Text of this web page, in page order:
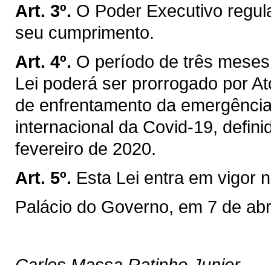
Art. 3º. O Poder Executivo
seu cumprimento.
Art. 4º. O período de três
Lei poderá ser prorrogado por
de enfrentamento da
internacional da Covid-19,
fevereiro de 2020.
Art. 5º. Esta Lei entra em vigor
Palácio do Governo, em 7 de